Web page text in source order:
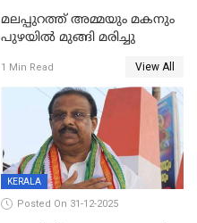
മലപ്പുറത്ത് അമ്മയും മകനും
പുഴയിൽ മുങ്ങി മരിച്ചു
1 Min Read View All
KERALA
Posted On 31-12-2025